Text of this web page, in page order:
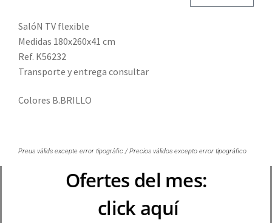
SalóN TV flexible
Medidas 180x260x41 cm
Ref. K56232
Transporte y entrega consultar
Colores B.BRILLO
Preus vàlids excepte error tipogràfic / Precios válidos excepto error tipográfico
Ofertes del mes:
click aquí